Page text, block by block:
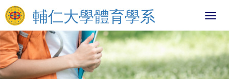
輔仁大學體育學系